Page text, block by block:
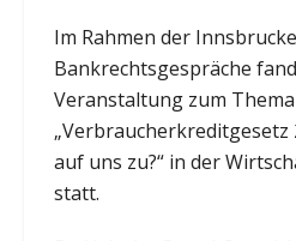
Im Rahmen der
Bankrechtsgespräche
Veranstaltung zum Thema
„Verbraucherkreditgesetz
auf uns zu?“ in der
statt.